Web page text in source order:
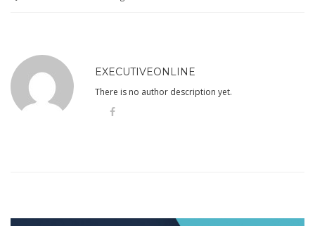
EXECUTIVEONLINE
There is no author description yet.